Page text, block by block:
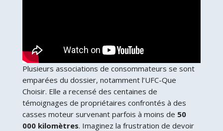
Plusieurs associations de consommateurs se sont
emparées du dossier, notamment l’UFC-Que
Choisir. Elle a recensé des centaines de
témoignages de propriétaires confrontés à des
casses moteur survenant parfois à moins de 50
000 kilomètres. Imaginez la frustration de devoir